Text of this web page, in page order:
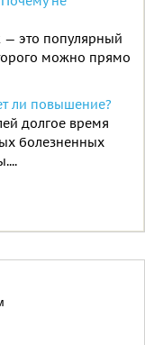
— это популярный
можно прямо
ли повышение?
долгое время
болезненных